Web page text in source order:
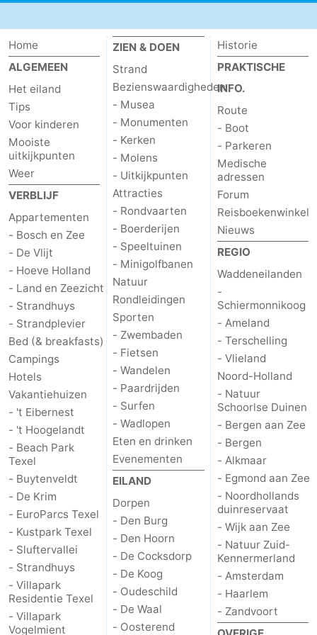
Eten
en
drinken
Evenementen
Praktisch
Forum
Route
-
Boot
Waddenhoppen
Parkeren
Reisboekenwinkel
Nieuws
Medische
adressen
Regio
Waddeneilanden
Schiermonnikoog
Ameland
-
Terschelling
-
Vlieland
Noord-
Holland
-
Home
ALGEMEEN
Het eiland
Tips
Voor kinderen
Mooiste
uitkijkpunten
Weer
VERBLIJF
Appartementen
- Bosch en Zee
- De Vlijt
- Hoeve Holland
- Land en Zeezicht
- Strandhuys
- Strandplevier
Bed (& breakfasts)
Campings
Hotels
Vakantiehuizen
- 't Eibernest
- 't Hoogelandt
- Beach Park
Texel
- Buytenveldt
- De Krim
- EuroParcs Texel
- Kustpark Texel
- Sluftervallei
- Strandhuys
- Villapark
Residentie Texel
- Villapark
Vogelmient
ZIEN & DOEN
Strand
Bezienswaardigheden
- Musea
- Monumenten
- Kerken
- Molens
- Uitkijkpunten
Attracties
- Rondvaarten
- Boerderijen
- Speeltuinen
- Minigolfbanen
Natuur
Rondleidingen
Sporten
- Zwembaden
- Fietsen
- Wandelen
- Paardrijden
- Surfen
- Wadlopen
Eten en drinken
Evenementen
EILAND
Dorpen
- Den Burg
- Den Hoorn
- De Cocksdorp
- De Koog
- Oudeschild
- De Waal
- Oosterend
Historie
PRAKTISCHE
INFO.
Route
- Boot
- Parkeren
Medische
adressen
Forum
Reisboekenwinkel
Nieuws
REGIO
Waddeneilanden
-
Schiermonnikoog
- Ameland
- Terschelling
- Vlieland
Noord-Holland
- Natuur
Schoorlse Duinen
- Bergen aan Zee
- Bergen
- Alkmaar
- Egmond aan Zee
- Noordhollands
duinreservaat
- Wijk aan Zee
- Natuur Zuid-
Kennermerland
- Amsterdam
- Haarlem
- Zandvoort